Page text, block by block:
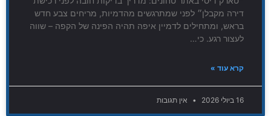
דירה מקבלן״ לפני שמתרגשים מהדמיות, מריחים צבע חדש
בראש, ומתחילים לדמיין איפה תהיה הפינה של הקפה – שווה
לעצור רגע. כי…
קרא עוד »
16 ביולי 2026 אין תגובות